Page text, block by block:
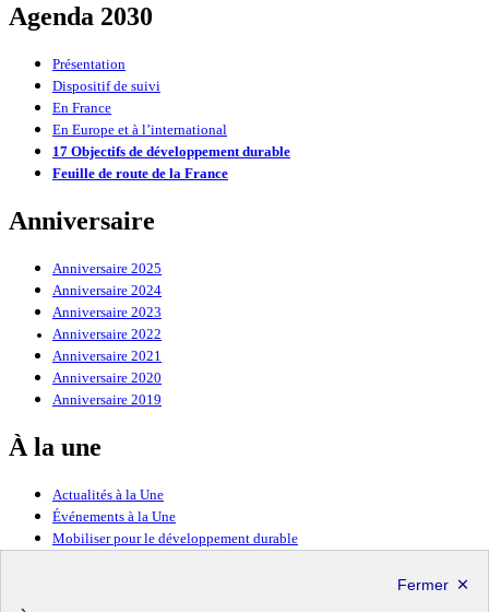
Agenda 2030
Présentation
Dispositif de suivi
En France
En Europe et à l’international
17 Objectifs de développement durable
Feuille de route de la France
Anniversaire
Anniversaire 2025
Anniversaire 2024
Anniversaire 2023
Anniversaire 2022
Anniversaire 2021
Anniversaire 2020
Anniversaire 2019
À la une
Actualités à la Une
Événements à la Une
Mobiliser pour le développement durable